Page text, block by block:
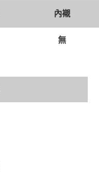
內襯
無